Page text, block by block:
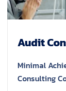
Audit
Minimal
Consulting